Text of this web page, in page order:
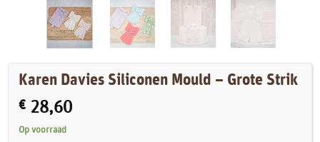
Karen Davies Siliconen Mould – Grote Strik
€ 28,60
Op voorraad